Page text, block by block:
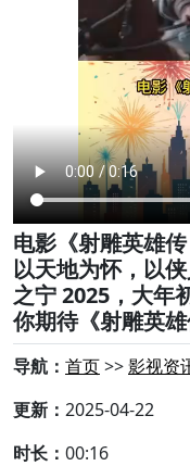
电影《射雕英雄
以天地为怀，以
之宁 2025，大年
你期待《射雕英
导航： 首页>>影视资
更新： 2025-04-22
时长： 00:16